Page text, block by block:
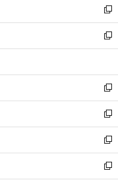
く
で
開
く
ド
ウ
で
開
ィ
ン
ド
ウ
開
く
い
ウ
ィ
ン
ウ
で
開
く
新
し
い
ウ
ン
ド
ウ
で
開
く
新
し
ウ
ィ
ン
ド
ウ
で
開
く
新
し
い
ウ
ィ
ン
ド
ウ
新
し
い
ウ
ィ
ン
新
し
い
ウ
新
し